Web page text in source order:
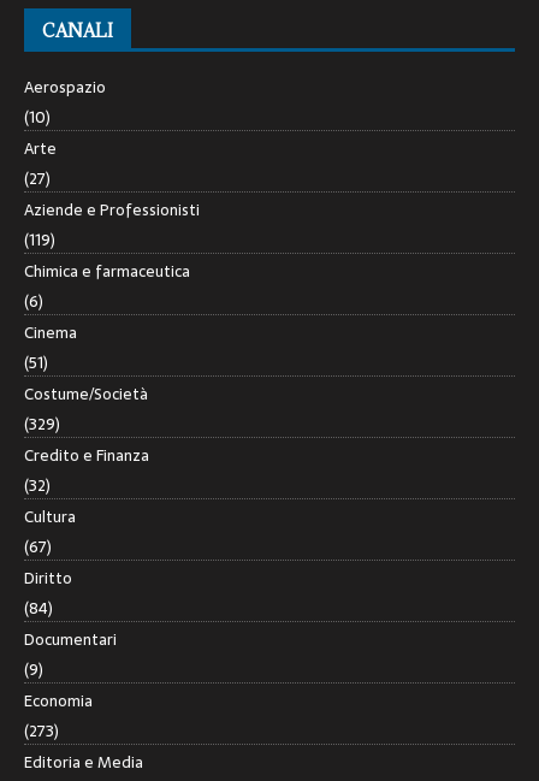
CANALI
Aerospazio
(10)
Arte
(27)
Aziende e Professionisti
(119)
Chimica e farmaceutica
(6)
Cinema
(51)
Costume/Società
(329)
Credito e Finanza
(32)
Cultura
(67)
Diritto
(84)
Documentari
(9)
Economia
(273)
Editoria e Media